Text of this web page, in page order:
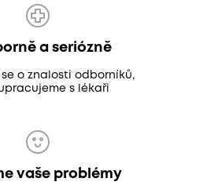
a seriózně
o znalosti odborníků,
s lékaři
vaše problémy